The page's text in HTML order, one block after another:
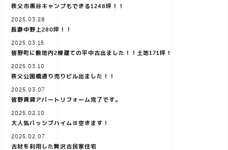
秩父市黒谷キャンプもできる1248坪！！
2025.03.28
長瀞中野上280坪！！
2025.03.15
皆野町に敷地内2棟建ての平中古出ました！！土地171坪！
2025.03.10
秩父公園橋通り売りビル出ました！！
2025.03.07
皆野賃貸アパートリフォーム完了です。
2025.02.10
大人気パッシブハイムⅢ空きます！
2025.02.07
古材を利用した贅沢古民家住宅